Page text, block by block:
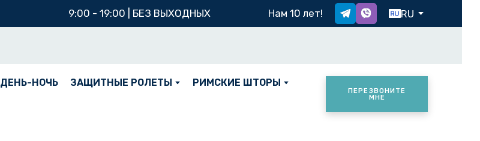
9:00 - 19:00 | БЕЗ ВЫХОДНЫХ Нам 10 лет! RU
ДЕНЬ-НОЧЬ ЗАЩИТНЫЕ РОЛЕТЫ РИМСКИЕ ШТОРЫ
ПЕРЕЗВОНИТЕ
МНЕ